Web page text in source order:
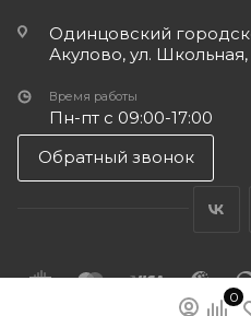
0
Одинцовский
Акулово, ул.
Время работы
Пн-пт с 09:00-17:00
Обратный звонок